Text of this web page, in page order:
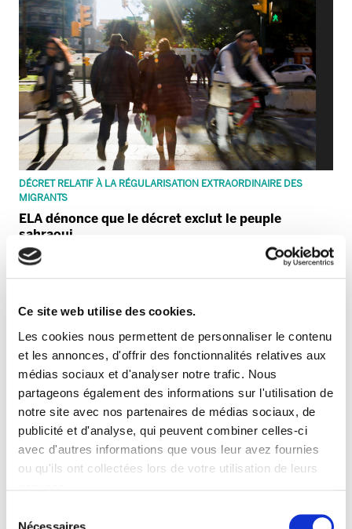
Ce site web utilise des cookies.
Les cookies nous permettent de personnaliser le contenu
et les annonces, d'offrir des fonctionnalités relatives aux
médias sociaux et d'analyser notre trafic. Nous
partageons également des informations sur l'utilisation de
notre site avec nos partenaires de médias sociaux, de
publicité et d'analyse, qui peuvent combiner celles-ci
avec d'autres informations que vous leur avez fournies
ou qu'ils ont collectées lors de votre utilisation de leurs
DÉCRET RELATIF À LA RÉGULARISATION EXTRAORDINAIRE DES
MIGRANTS
ELA dénonce que le décret exclut le peuple
sahraoui
PALESTINE